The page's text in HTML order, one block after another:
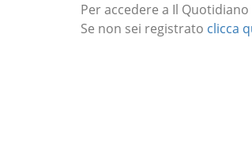
Per accedere a Il
Se non sei registrato clicca